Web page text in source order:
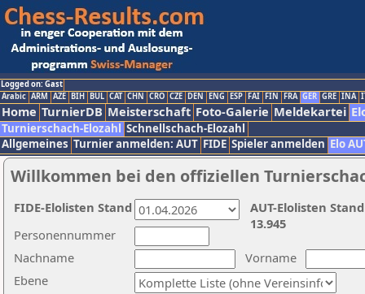
Logged on: Gast
Arabic ARM AZE BIH BUL CAT CHN CRO CZE DEN ENG ESP FAI FIN FRA GER GRE INA
Home TurnierDB Meisterschaft Foto-Galerie Meldekartei
Turnierschach-Elozahl Schnellschach-Elozahl
Allgemeines Turnier anmelden: AUT FIDE Spieler anmelden Elo
Willkommen bei den offiziellen
Nachname
Vorname
Ebene
Personennummer
AUT-Elolisten
13.945
FIDE-Elolisten Stand